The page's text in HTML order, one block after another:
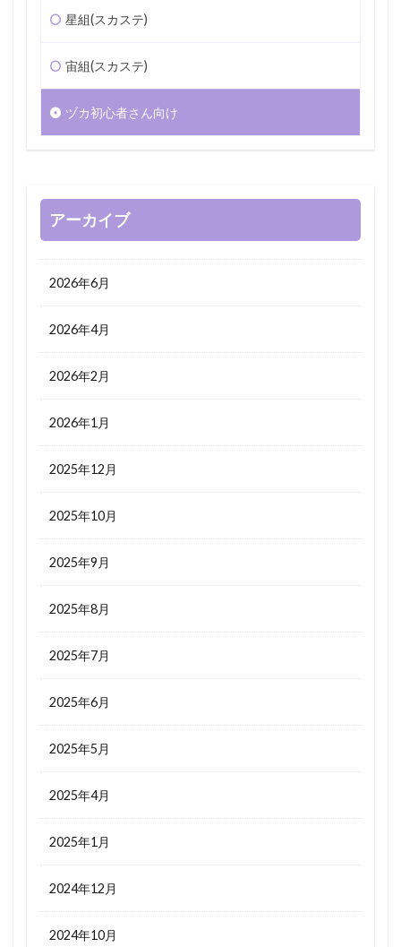
星組(スカステ)
宙組(スカステ)
ヅカ初心者さん向け
アーカイブ
2026年6月
2026年4月
2026年2月
2026年1月
2025年12月
2025年10月
2025年9月
2025年8月
2025年7月
2025年6月
2025年5月
2025年4月
2025年1月
2024年12月
2024年10月